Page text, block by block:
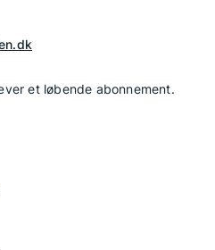
et løbende abonnement.